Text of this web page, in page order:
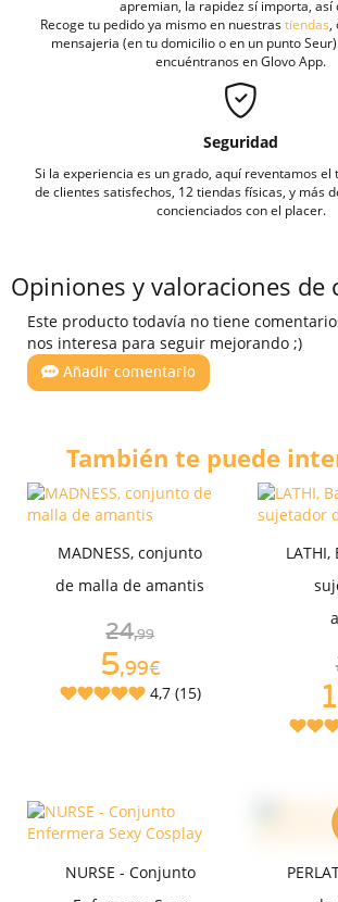
apremian, la rapidez sí importa, así
Recoge tu pedido ya mismo en nuestrastiendas
mensajeria (en tu domicilio o en un punto
encuéntranos en Glovo App.
Seguridad
Si la experiencia es un grado, aquí reventamos
de clientes satisfechos, 12 tiendas físicas, y más
concienciados con el placer.
Opiniones y valoraciones de
Este producto todavía no tiene
nos interesa para seguir mejorando ;)
Añadir comentario
También te puede
MADNESS, conjunto
de malla de amantis
24,99
5,99€
4,7 (15)
NURSE - Conjunto